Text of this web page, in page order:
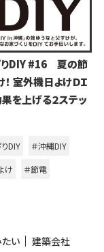
りDIY #16 夏の節
室外機日よけＤＩ
を上げる２ステッ
DIY
＃沖縄DIY
け
＃節電
い
建築会社